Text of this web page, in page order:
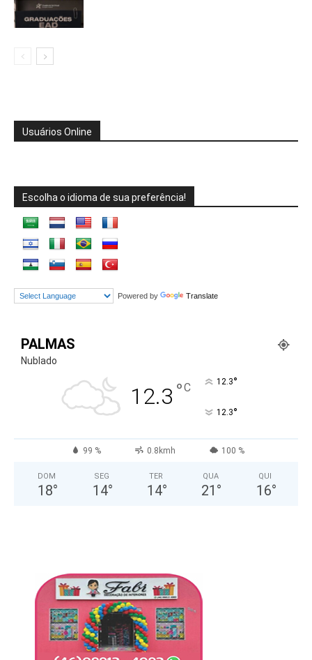
Usuários Online
Escolha o idioma de sua preferência!
Powered by Translate
PALMAS
Nublado
12.3 °C 12.3°
12.3°
99 % 0.8kmh 100 %
DOM
18°
SEG
14°
TER
14°
QUA
21 °
QUI
16°